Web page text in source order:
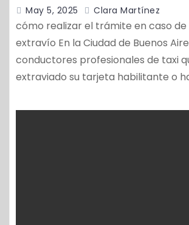
May 5, 2025 Clara Martínez
cómo realizar el trámite en caso de
extravío En la Ciudad de Buenos
conductores profesionales de taxi
extraviado su tarjeta habilitante o